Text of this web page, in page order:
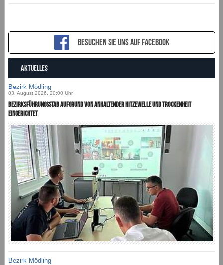
Besuchen sie uns auf Facebook
AKTUELLES
Bezirk Mödling
03. August 2026, 20:00 Uhr
Bezirksführungsstab aufgrund von anhaltender Hitzewelle und Trockenheit
eingerichtet
Bezirk Mödling